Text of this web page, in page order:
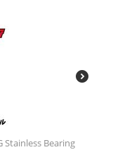
Stainless Bearing